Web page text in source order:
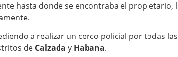
hasta donde se encontraba el
a realizar un cerco policial por todas
de Calzada y Habana.